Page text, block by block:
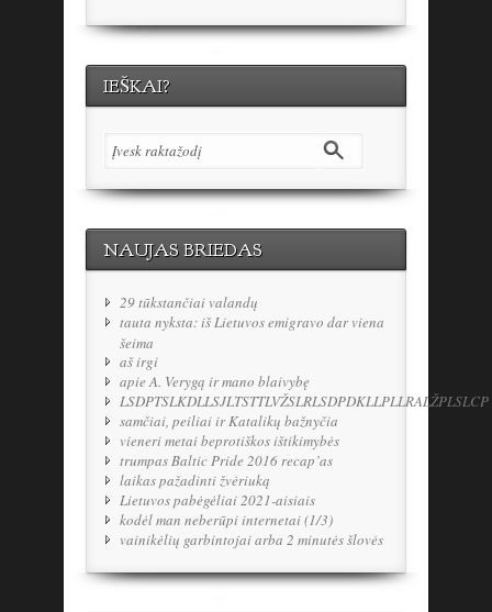
IEŠKAI?
NAUJAS BRIEDAS
29 tūkstančiai valandų
tauta nyksta: iš Lietuvos emigravo dar viena
šeima
aš irgi
apie A. Verygą ir mano blaivybę
LSDPTSLKDLLSJLTSTTLVŽSLRLSDPDKLLPLLRALŽPLSLCP
samčiai, peiliai ir Katalikų bažnyčia
vieneri metai beprotiškos ištikimybės
trumpas Baltic Pride 2016 recap’as
laikas pažadinti žvėriuką
Lietuvos pabėgėliai 2021-aisiais
kodėl man neberūpi internetai (1/3)
vainikėlių garbintojai arba 2 minutės šlovės